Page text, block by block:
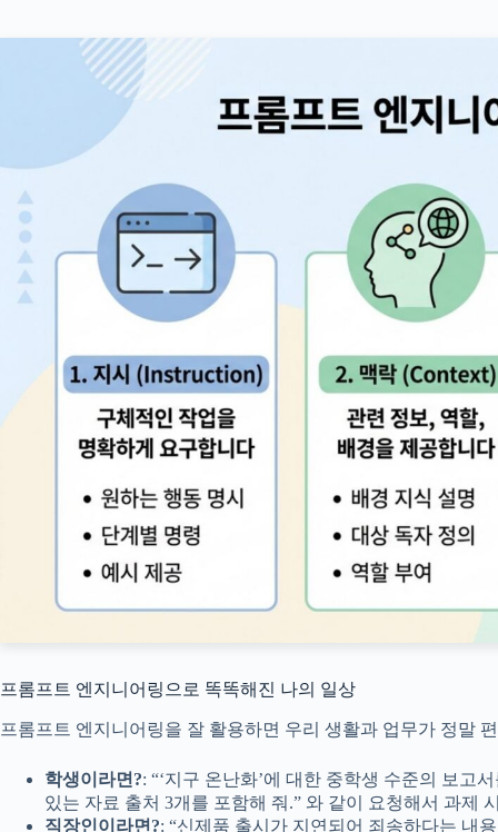
프롬프트 엔지니어링으로 똑똑해진 나의 일상
프롬프트 엔지니어링을 잘 활용하면 우리 생활과 업무가 정말
학생이라면?: “‘지구 온난화’에 대한 중학생 수준의 보고
있는 자료 출처 3개를 포함해 줘.” 와 같이 요청해서 과제
직장인이라면?: “신제품 출시가 지연되어 죄송하다는 내